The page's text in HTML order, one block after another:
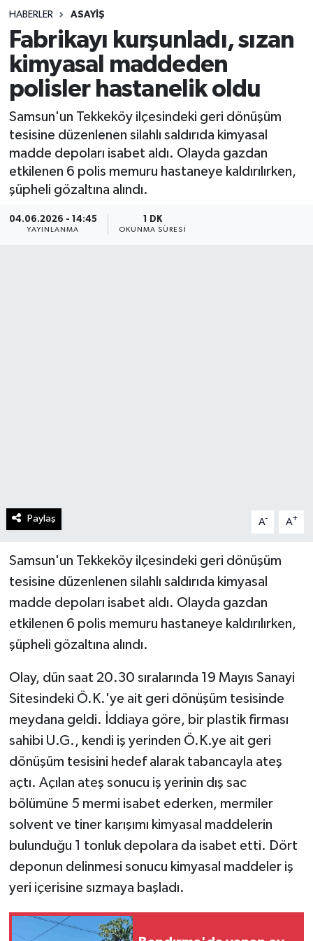
HABERLER ASAYIŞ
Fabrikayı kurşunladı, sızan
kimyasal maddeden
polisler hastanelik oldu
Samsun'un Tekkeköy ilçesindeki geri dönüşüm
tesisine düzenlenen silahlı saldırıda kimyasal
madde depoları isabet aldı. Olayda gazdan
etkilenen 6 polis memuru hastaneye kaldırılırken,
şüpheli gözaltına alındı.
04.06.2026 - 14:45
YAYINLANMA
1 DK
OKUNMA SÜRESI
Paylaş A- A+
Samsun'un Tekkeköy ilçesindeki geri dönüşüm
tesisine düzenlenen silahlı saldırıda kimyasal
madde depoları isabet aldı. Olayda gazdan
etkilenen 6 polis memuru hastaneye kaldırılırken,
şüpheli gözaltına alındı.
Olay, dün saat 20.30 sıralarında 19 Mayıs Sanayi
Sitesindeki Ö.K.'ye ait geri dönüşüm tesisinde
meydana geldi. İddiaya göre, bir plastik firması
sahibi U.G., kendi iş yerinden Ö.K.ye ait geri
dönüşüm tesisini hedef alarak tabancayla ateş
açtı. Açılan ateş sonucu iş yerinin dış sac
bölümüne 5 mermi isabet ederken, mermiler
solvent ve tiner karışımı kimyasal maddelerin
bulunduğu 1 tonluk depolara da isabet etti. Dört
deponun delinmesi sonucu kimyasal maddeler iş
yeri içerisine sızmaya başladı.
Spor
Teknoloji
Yaşam